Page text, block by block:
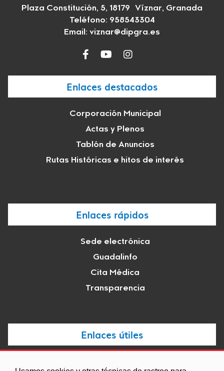
Plaza Constitución, 5, 18179 Víznar, Granada
Teléfono: 958543304
Email: viznar@dipgra.es
Enlaces destacados
Corporación Municipal
Actas y Plenos
Tablón de Anuncios
Rutas Históricas e hitos de interés
Enlaces rápidos
Sede electrónica
Guadalinfo
Cita Médica
Transparencia
Enlaces útiles